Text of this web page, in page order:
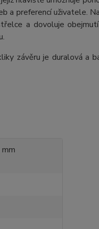
a preferencí uživatele.
a dovoluje
závěru je duralová a